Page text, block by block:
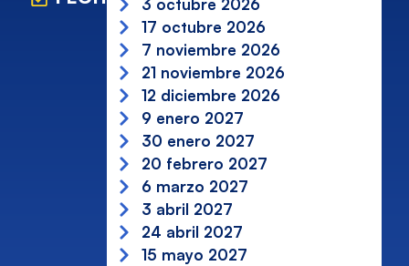
3 octubre 2026
17 octubre 2026
7 noviembre 2026
21 noviembre 2026
12 diciembre 2026
9 enero 2027
30 enero 2027
20 febrero 2027
6 marzo 2027
3 abril 2027
24 abril 2027
15 mayo 2027